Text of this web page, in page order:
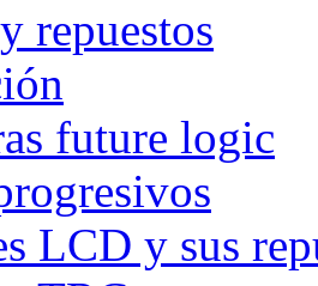
repuestos
future logic
LCD y sus